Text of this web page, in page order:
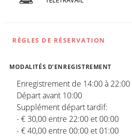
RÈGLES DE RÉSERVATION
MODALITÉS D’ENREGISTREMENT
Enregistrement de 14:00 à 22:00
Départ avant 10:00
Supplément départ tardif:
- € 30,00 entre 22:00 et 00:00
- € 40,00 entre 00:00 et 01:00